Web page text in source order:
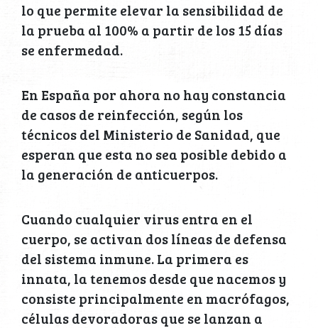
lo que permite elevar la sensibilidad de
la prueba al 100% a partir de los 15 días
se enfermedad.
En España por ahora no hay constancia
de casos de reinfección, según los
técnicos del Ministerio de Sanidad, que
esperan que esta no sea posible debido a
la generación de anticuerpos.
Cuando cualquier virus entra en el
cuerpo, se activan dos líneas de defensa
del sistema inmune. La primera es
innata, la tenemos desde que nacemos y
consiste principalmente en macrófagos,
células devoradoras que se lanzan a